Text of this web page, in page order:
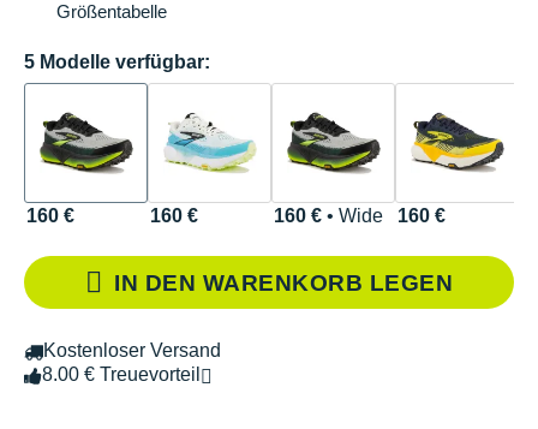
Größentabelle
5 Modelle verfügbar:
160 € 160 € 160 €• Wide 160 €
IN DEN WARENKORB LEGEN
Kostenloser Versand
8.00 € Treuevorteil